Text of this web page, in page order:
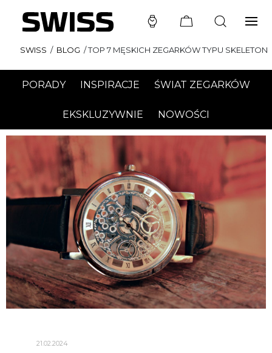
SWISS / BLOG /TOP 7 MĘSKICH ZEGARKÓW TYPU SKELETON
PORADY INSPIRACJE ŚWIAT ZEGARKÓW
EKSKLUZYWNIE NOWOŚCI
21.02.2024